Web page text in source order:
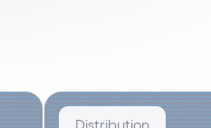
Distribution